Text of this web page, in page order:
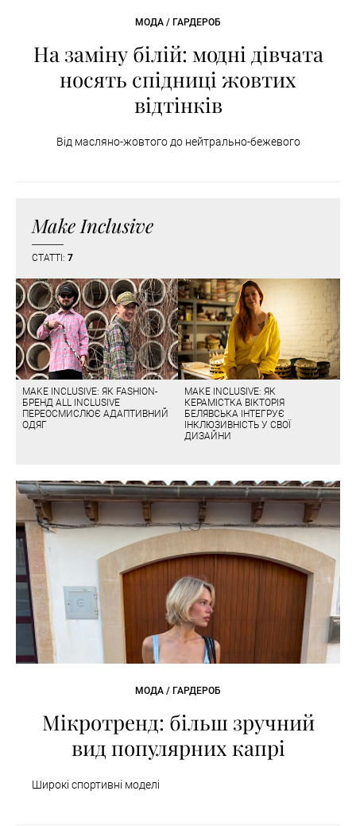
МОДА / ГАРДЕРОБ
На заміну білій: модні дівчата
носять спідниці жовтих
відтінків
Від масляно-жовтого до нейтрально-бежевого
Make Inclusive
СТАТТІ: 7
MAKE INCLUSIVE: ЯК FASHION-
БРЕНД ALL INCLUSIVE
ПЕРЕОСМИСЛЮЄ АДАПТИВНИЙ
ОДЯГ
MAKE INCLUSIVE: ЯК
КЕРАМІСТКА ВІКТОРІЯ
БЕЛЯВСЬКА ІНТЕГРУЄ
ІНКЛЮЗИВНІСТЬ У СВОЇ
ДИЗАЙНИ
МОДА / ГАРДЕРОБ
Мікротренд: більш зручний
вид популярних капрі
Широкі спортивні моделі